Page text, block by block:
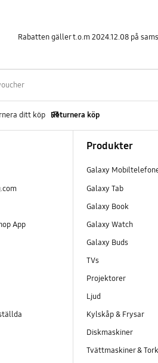
Rabatten gäller t.o.m 2024.12.08 på
ditt köp Returnera köp
App
Produkter
Galaxy
Galaxy Tab
Galaxy Book
Galaxy Watch
Galaxy Buds
TVs
Projektorer
Ljud
Kylskåp & Frysar
Diskmaskiner
Tvättmaskiner &